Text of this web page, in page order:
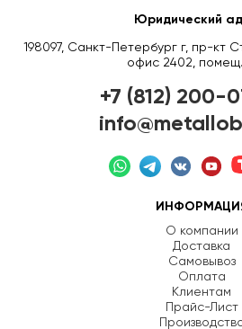
Юридический
198097, Санкт-Петербург г, пр-кт
офис 2402,
+7 (812) 200-
О компании
Доставка
Самовывоз
Оплата
Клиентам
Прайс-Лист